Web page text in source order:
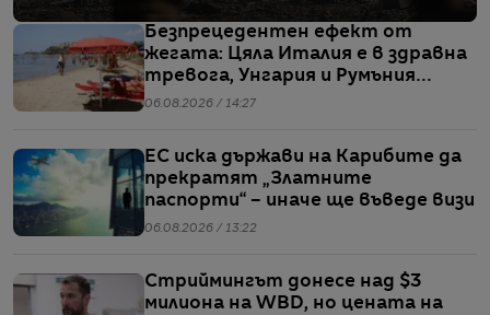
Безпрецедентен ефект от
жегата: Цяла Италия е в здравна
тревога, Унгария и Румъния
пестят електричество
06.08.2026 / 14:27
ЕС иска държави на Карибите да
прекратят „Златните
паспорти“ – иначе ще въведе визи
06.08.2026 / 13:22
Стриймингът донесе над $3
милиона на WBD, но цената на